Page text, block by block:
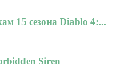
15 сезона Diablo 4:...
Siren